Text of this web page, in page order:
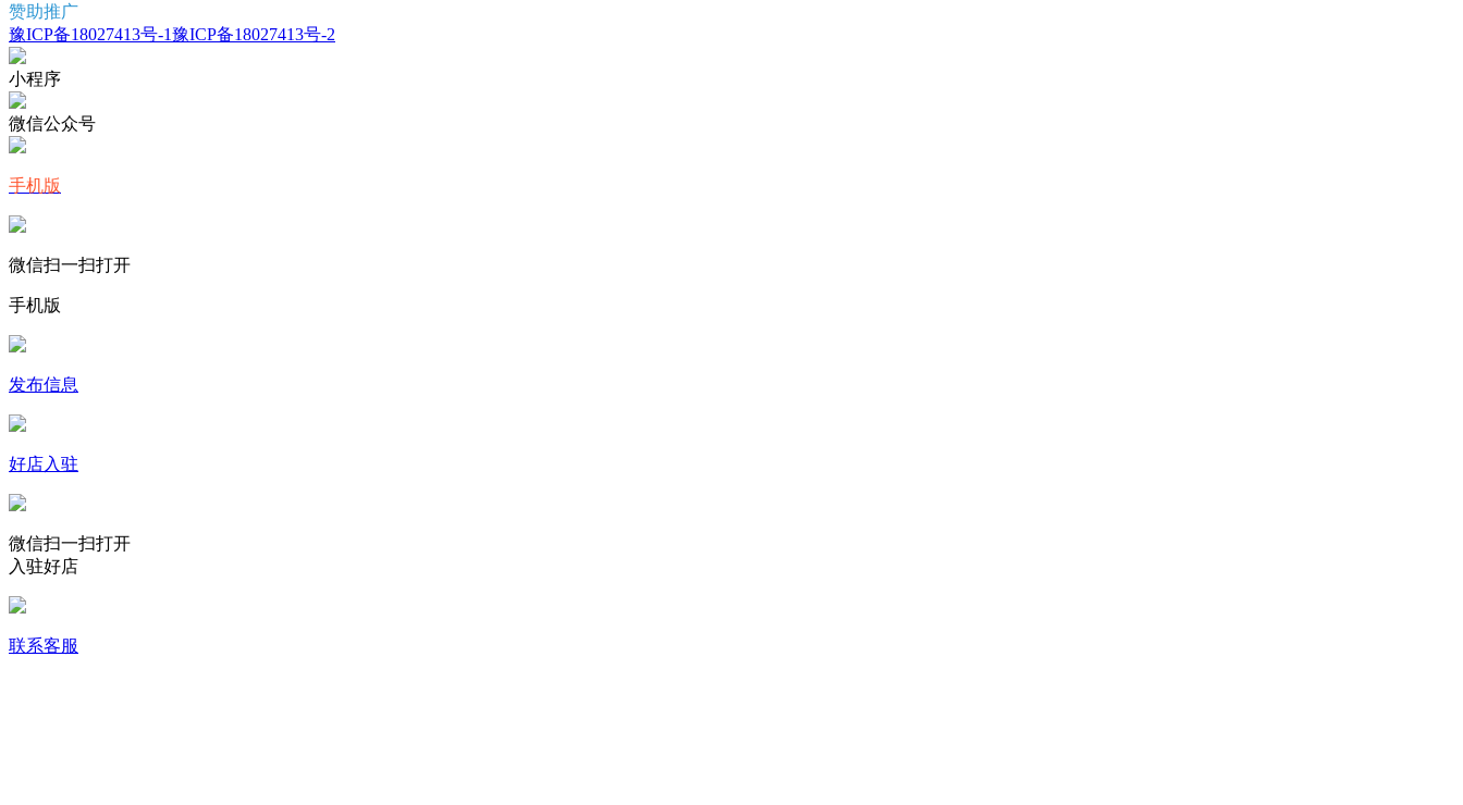
赞助推广
豫ICP备18027413号-1豫ICP备18027413号-2
小程序
微信公众号
手机版
微信扫一扫打开
手机版
发布信息
好店入驻
微信扫一扫打开
入驻好店
联系客服